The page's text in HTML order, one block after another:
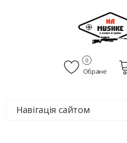
Обране
0
Навігація сайтом